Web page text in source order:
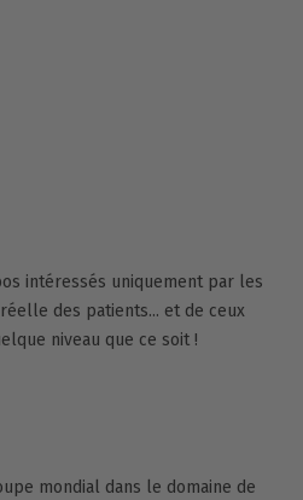
intéressés uniquement par les
des patients... et de ceux
niveau que ce soit !
mondial dans le domaine de